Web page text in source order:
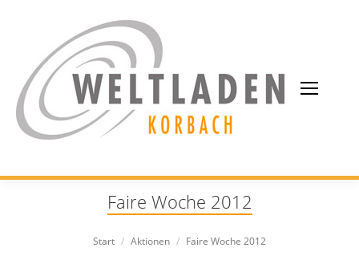
Faire Woche 2012
Sie befinden sich hier:
Start Aktionen Faire Woche 2012